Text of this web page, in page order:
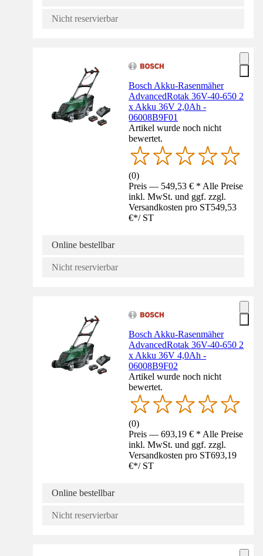
Nicht reservierbar
Bosch Akku-Rasenmäher
AdvancedRotak 36V-40-650 2
x Akku 36V 2,0Ah -
06008B9F01
Artikel wurde noch nicht
bewertet.
(0)
Preis — 549,53 € * Alle Preise
inkl. MwSt. und ggf. zzgl.
Versandkosten pro ST549,53
€*/ ST
Online bestellbar
Nicht reservierbar
Bosch Akku-Rasenmäher
AdvancedRotak 36V-40-650 2
x Akku 36V 4,0Ah -
06008B9F02
Artikel wurde noch nicht
bewertet.
(0)
Preis — 693,19 € * Alle Preise
inkl. MwSt. und ggf. zzgl.
Versandkosten pro ST693,19
€*/ ST
Online bestellbar
Nicht reservierbar